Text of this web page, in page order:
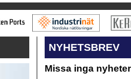
NYHETSBREV
Missa inga